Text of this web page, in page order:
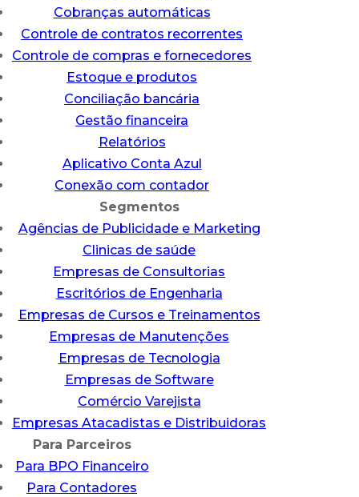
Cobranças automáticas
Controle de contratos recorrentes
Controle de compras e fornecedores
Estoque e produtos
Conciliação bancária
Gestão financeira
Relatórios
Aplicativo Conta Azul
Conexão com contador
Segmentos
Agências de Publicidade e Marketing
Clinicas de saúde
Empresas de Consultorias
Escritórios de Engenharia
Empresas de Cursos e Treinamentos
Empresas de Manutenções
Empresas de Tecnologia
Empresas de Software
Comércio Varejista
Empresas Atacadistas e Distribuidoras
Para Parceiros
Para BPO Financeiro
Para Contadores